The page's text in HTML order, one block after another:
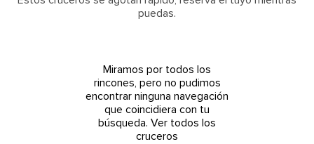
puedas.
Miramos por todos los
rincones, pero no pudimos
encontrar ninguna navegación
que coincidiera con tu
búsqueda. Ver todos los
cruceros